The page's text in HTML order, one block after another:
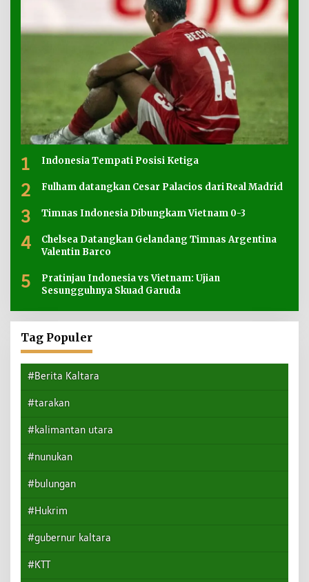
1 Indonesia Tempati Posisi Ketiga
2 Fulham datangkan Cesar Palacios dari Real Madrid
3 Timnas Indonesia Dibungkam Vietnam 0-3
4
Chelsea Datangkan Gelandang Timnas Argentina
Valentin Barco
5
Pratinjau Indonesia vs Vietnam: Ujian
Sesungguhnya Skuad Garuda
Tag Populer
#Berita Kaltara
#tarakan
#kalimantan utara
#nunukan
#bulungan
#Hukrim
#gubernur kaltara
#KTT